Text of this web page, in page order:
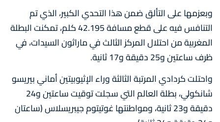
وبعزمها على التألق ضمن هذا التحدي الكبير، الذي تم
التنافس فيه على قطع مسافة 42.195 كلم، تمكنت البطلة
المغربية من احتلال المركز الثالث في ماراثون السيدات، في
ظرف ساعتين و25 دقيقة و17 ثانية.
واحتلت كردادي المرتبة الثالثة وراء الإثيوبيتين أماني بيريسو
شانكولي، بطلة العالم التي سجلت توقيت ساعتين و24
دقيقة و23 ثانية، ومواطنتها غوتيتوم جيبريسلاس (ساعتان